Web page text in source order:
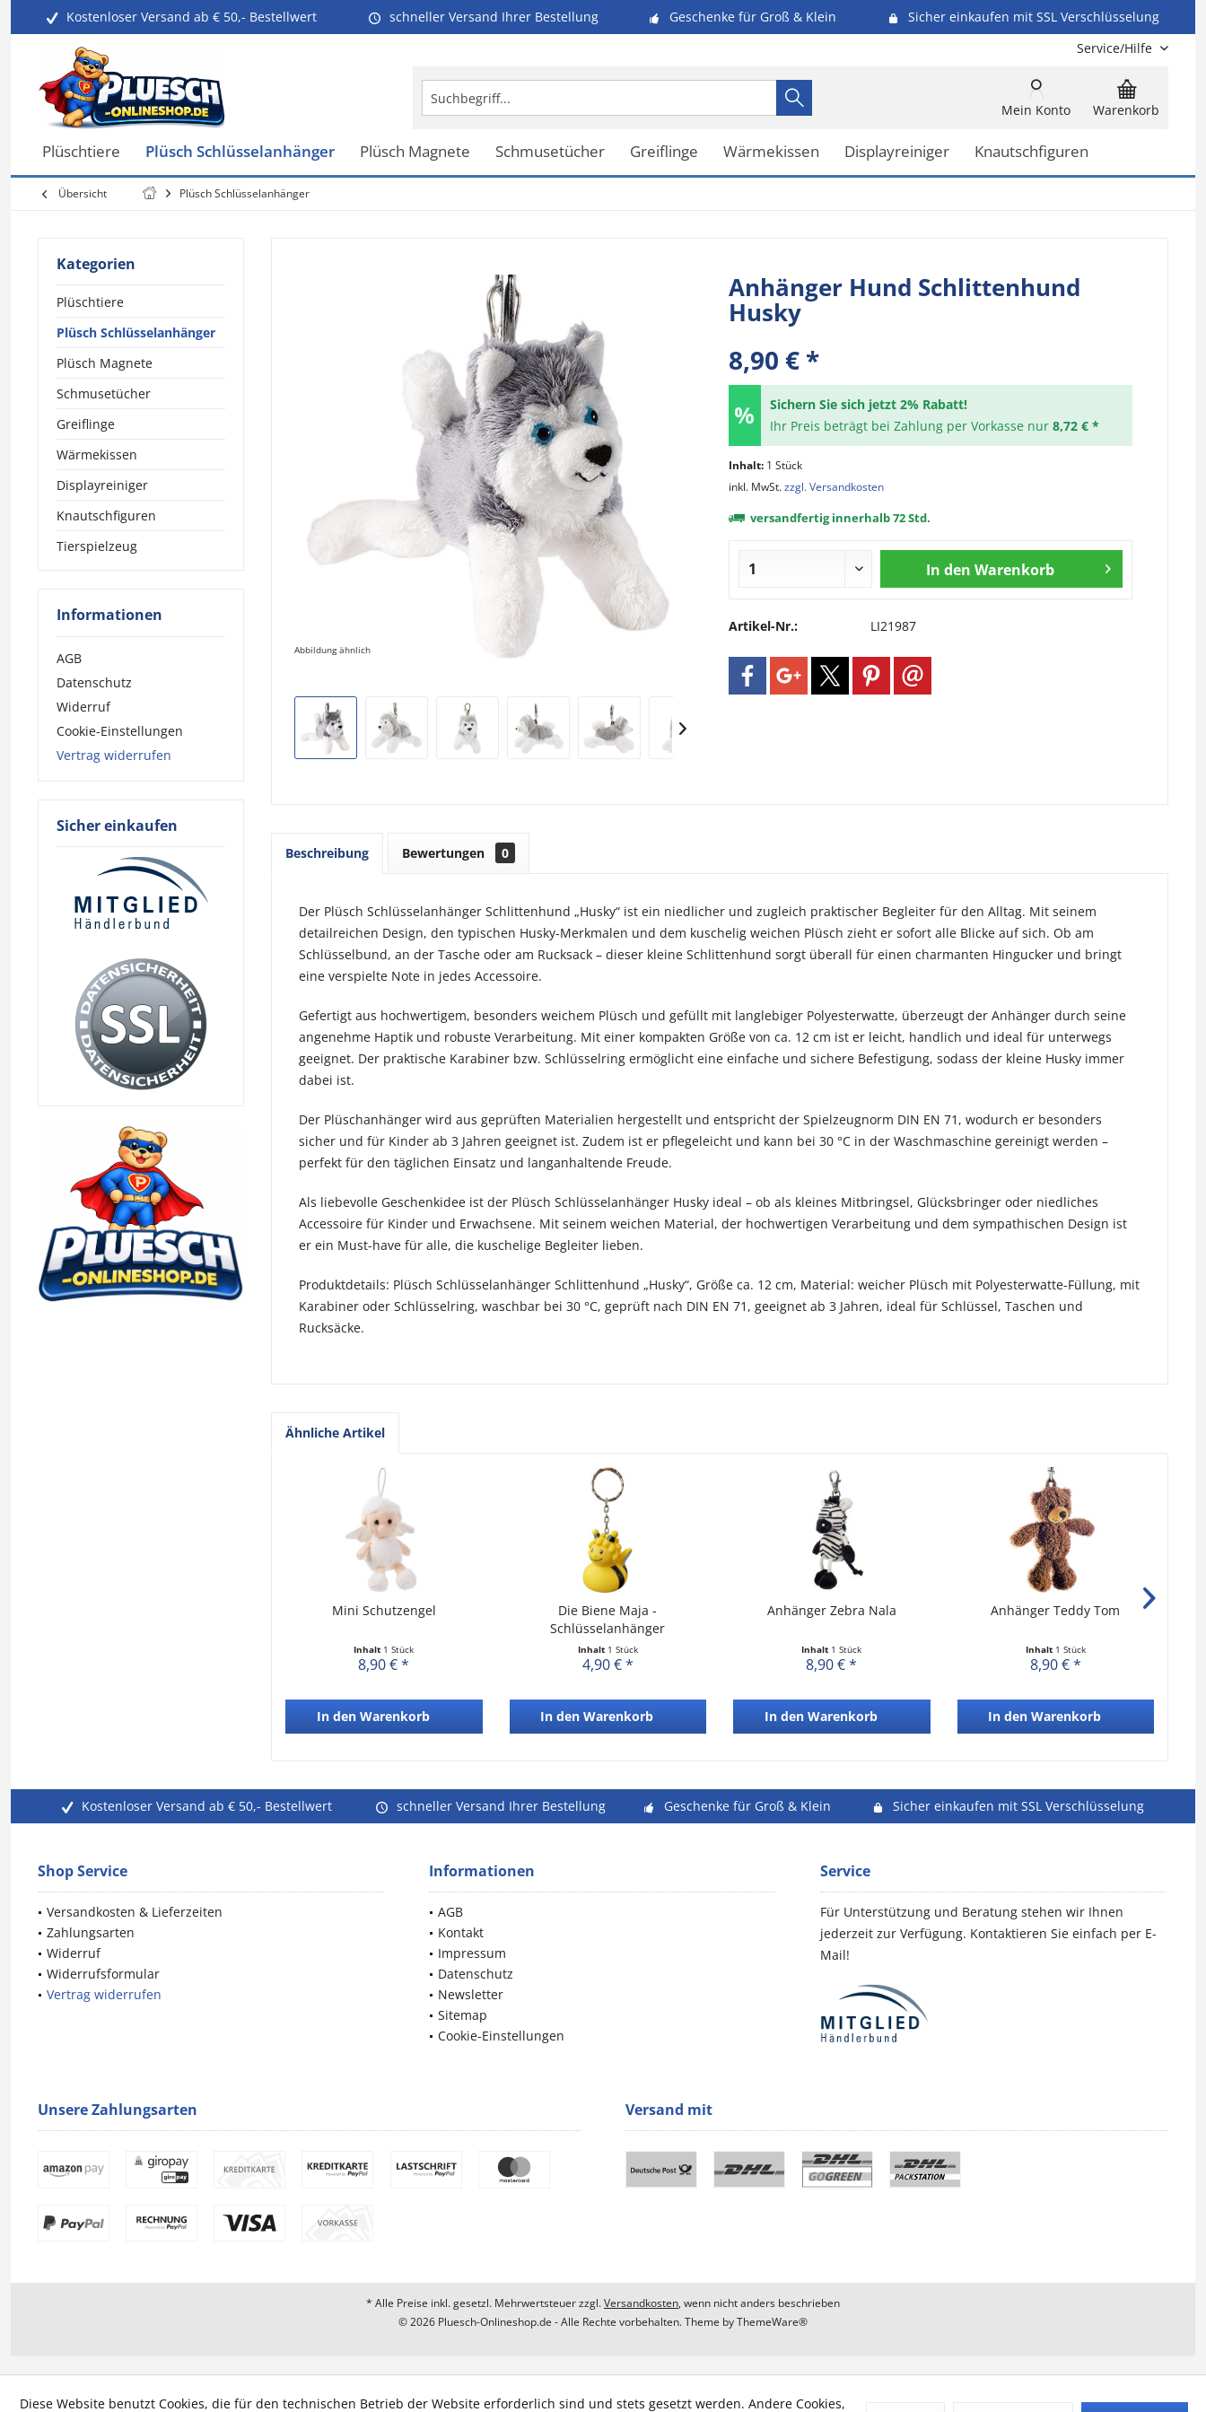
Kostenloser Versand ab € 50,- Bestellwert schneller Versand Ihrer Bestellung Geschenke für Groß & Klein
Sicher einkaufen mit SSL Verschlüsselung
Service/Hilfe
Warenkorb
Mein Konto
Plüschtiere Plüsch Schlüsselanhänger Plüsch Magnete Schmusetücher Greiflinge Wärmekissen Displayreiniger Knautschfiguren
Übersicht Plüsch Schlüsselanhänger
Kategorien
Plüschtiere
Plüsch Schlüsselanhänger
Plüsch Magnete
Schmusetücher
Greiflinge
Wärmekissen
Displayreiniger
Knautschfiguren
Tierspielzeug
Informationen
AGB
Datenschutz
Widerruf
Cookie-Einstellungen
Vertrag widerrufen
Sicher einkaufen
Abbildung ähnlich
Anhänger Hund Schlittenhund
Husky
8,90 € *
Sichern Sie sich jetzt 2% Rabatt!
Ihr Preis beträgt bei Zahlung per Vorkasse nur 8,72 € *
Inhalt: 1 Stück
inkl. MwSt.zzgl. Versandkosten
versandfertig innerhalb 72 Std.
In den Warenkorb
Artikel-Nr.: LI21987
Beschreibung Bewertungen 0
Der Plüsch Schlüsselanhänger Schlittenhund „Husky“ ist ein niedlicher und zugleich praktischer Begleiter für den Alltag. Mit seinem
detailreichen Design, den typischen Husky-Merkmalen und dem kuschelig weichen Plüsch zieht er sofort alle Blicke auf sich. Ob am
Schlüsselbund, an der Tasche oder am Rucksack – dieser kleine Schlittenhund sorgt überall für einen charmanten Hingucker und bringt
eine verspielte Note in jedes Accessoire.
Gefertigt aus hochwertigem, besonders weichem Plüsch und gefüllt mit langlebiger Polyesterwatte, überzeugt der Anhänger durch seine
angenehme Haptik und robuste Verarbeitung. Mit einer kompakten Größe von ca. 12 cm ist er leicht, handlich und ideal für unterwegs
geeignet. Der praktische Karabiner bzw. Schlüsselring ermöglicht eine einfache und sichere Befestigung, sodass der kleine Husky immer
dabei ist.
Der Plüschanhänger wird aus geprüften Materialien hergestellt und entspricht der Spielzeugnorm DIN EN 71, wodurch er besonders
sicher und für Kinder ab 3 Jahren geeignet ist. Zudem ist er pflegeleicht und kann bei 30 °C in der Waschmaschine gereinigt werden –
perfekt für den täglichen Einsatz und langanhaltende Freude.
Als liebevolle Geschenkidee ist der Plüsch Schlüsselanhänger Husky ideal – ob als kleines Mitbringsel, Glücksbringer oder niedliches
Accessoire für Kinder und Erwachsene. Mit seinem weichen Material, der hochwertigen Verarbeitung und dem sympathischen Design ist
er ein Must-have für alle, die kuschelige Begleiter lieben.
Produktdetails: Plüsch Schlüsselanhänger Schlittenhund „Husky“, Größe ca. 12 cm, Material: weicher Plüsch mit Polyesterwatte-Füllung, mit
Karabiner oder Schlüsselring, waschbar bei 30 °C, geprüft nach DIN EN 71, geeignet ab 3 Jahren, ideal für Schlüssel, Taschen und
Rucksäcke.
Ähnliche Artikel
Mini Schutzengel
Inhalt 1 Stück
8,90 € *
In den Warenkorb
Die Biene Maja -
Schlüsselanhänger
Inhalt 1 Stück
4,90 € *
In den Warenkorb
Anhänger Zebra Nala
Inhalt 1 Stück
8,90 € *
In den Warenkorb
Anhänger Teddy Tom
Inhalt 1 Stück
8,90 € *
In den Warenkorb
Kostenloser Versand ab € 50,- Bestellwert schneller Versand Ihrer Bestellung Geschenke für Groß & Klein Sicher einkaufen mit SSL Verschlüsselung
Shop Service
Versandkosten & Lieferzeiten
Zahlungsarten
Widerruf
Widerrufsformular
Vertrag widerrufen
Informationen
AGB
Kontakt
Impressum
Datenschutz
Newsletter
Sitemap
Cookie-Einstellungen
Service
Für Unterstützung und Beratung stehen wir Ihnen
jederzeit zur Verfügung. Kontaktieren Sie einfach per E-
Mail!
Unsere Zahlungsarten Versand mit
* Alle Preise inkl. gesetzl. Mehrwertsteuer zzgl.Versandkosten, wenn nicht anders beschrieben
© 2026 Pluesch-Onlineshop.de - Alle Rechte vorbehalten. Theme byThemeWare®
Diese Website benutzt Cookies, die für den technischen Betrieb der Website erforderlich sind und stets gesetzt werden. Andere Cookies,